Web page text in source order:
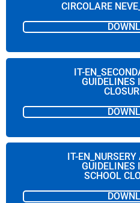
CIRCOLARE
IT-
GUIDELINES
IT-
GUIDELINES
SCHOOL